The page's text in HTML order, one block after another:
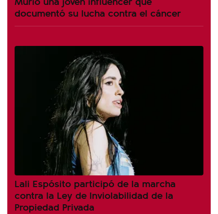
documentó su lucha contra el cáncer
Lali Espósito participó de la marcha
contra la Ley de Inviolabilidad de la
Propiedad Privada